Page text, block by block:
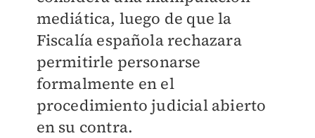
mediática, luego de que la
Fiscalía española rechazara
permitirle personarse
formalmente en el
procedimiento judicial abierto
en su contra.